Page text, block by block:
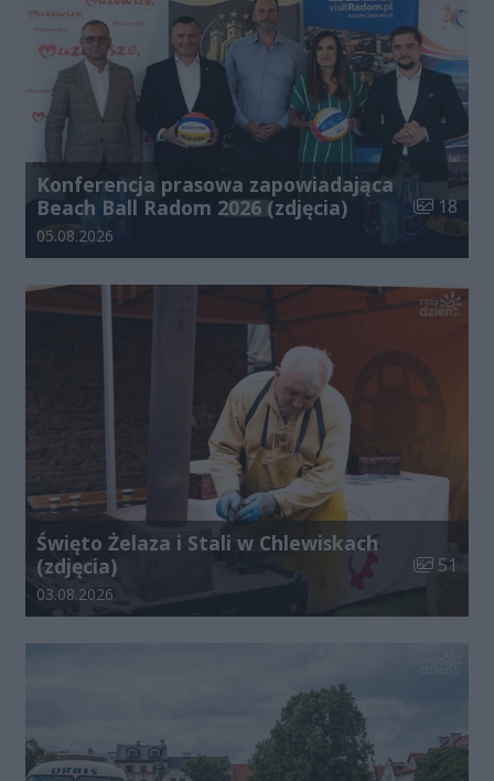
Konferencja prasowa zapowiadająca
Beach Ball Radom 2026 (zdjęcia)
Liczba
18
Data dodania galerii:
05.08.2026
Święto Żelaza i Stali w Chlewiskach
(zdjęcia)
Liczba
51
Data dodania galerii:
03.08.2026